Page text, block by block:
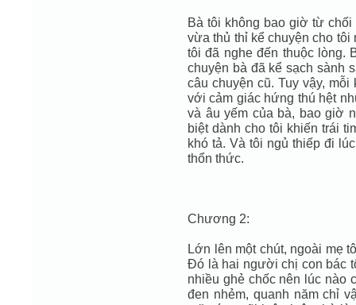
Bà tôi không bao giờ từ
vừa thủ thỉ kể chuyện cho
tôi đã nghe đến thuộc lòng.
chuyện bà đã kể sạch sành
câu chuyện cũ. Tuy vậy,
với cảm giác hứng thú hệt
và âu yếm của bà, bao giờ
biệt dành cho tôi khiến trái
khó tả. Và tôi ngủ thiếp đi
thổn thức.
Chương 2:
Lớn lên một chút, ngoài mẹ
Ðó là hai người chị con bác
nhiều ghẻ chốc nên lúc nào
đen nhẻm, quanh năm chỉ